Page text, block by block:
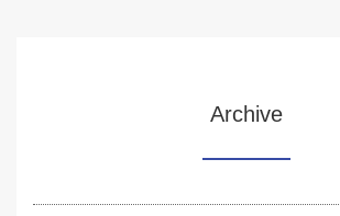
Archive